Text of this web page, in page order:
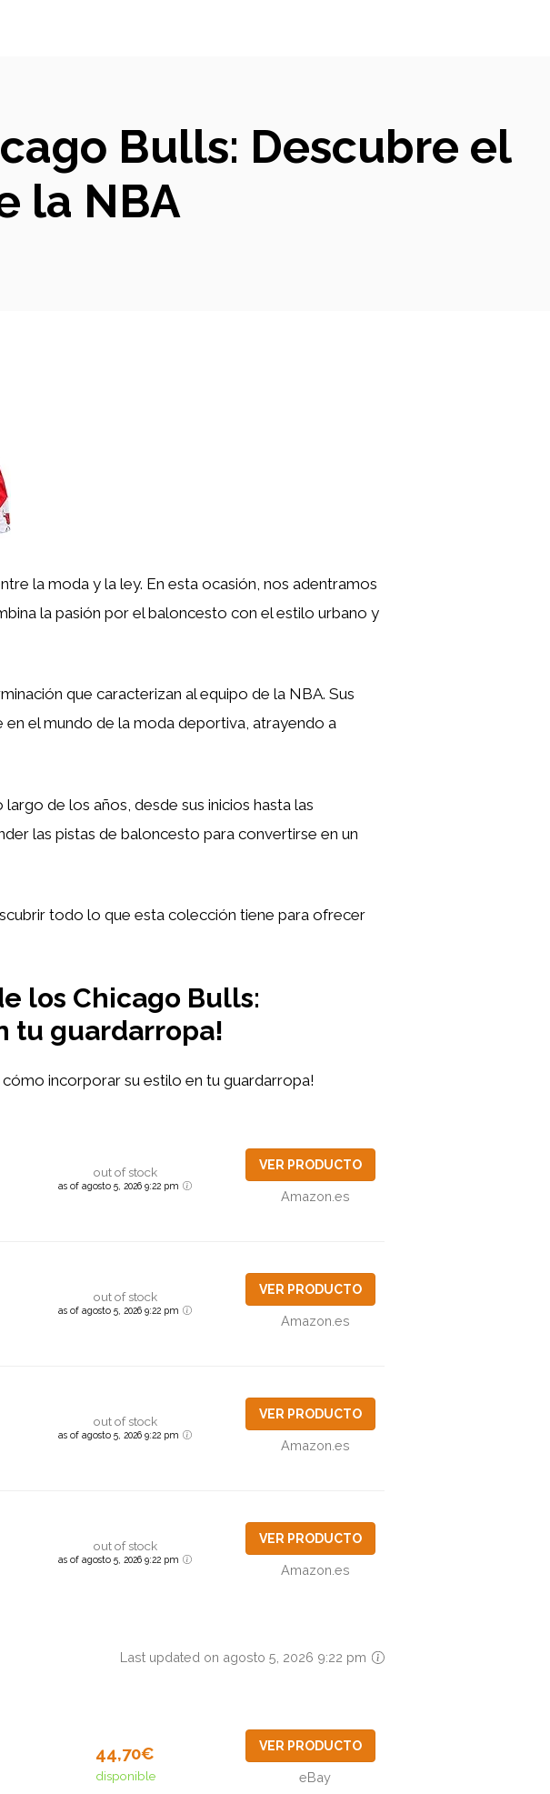
Bulls: Descubre el
la NBA
la moda y la ley. En esta ocasión, nos adentramos
la pasión por el baloncesto con el estilo urbano y
que caracterizan al equipo de la NBA. Sus
el mundo de la moda deportiva, atrayendo a
largo de los años, desde sus inicios hasta las
las pistas de baloncesto para convertirse en un
todo lo que esta colección tiene para ofrecer
los Chicago Bulls:
tu guardarropa!
cómo incorporar su estilo en tu guardarropa!
out of stock
as of agosto 5, 2026 9:22 pm
VER PRODUCTO
Amazon.es
out of stock
as of agosto 5, 2026 9:22 pm
VER PRODUCTO
Amazon.es
out of stock
as of agosto 5, 2026 9:22 pm
VER PRODUCTO
Amazon.es
out of stock
as of agosto 5, 2026 9:22 pm
VER PRODUCTO
Amazon.es
Last updated on agosto 5, 2026 9:22 pm
44,70€
disponible
VER PRODUCTO
eBay